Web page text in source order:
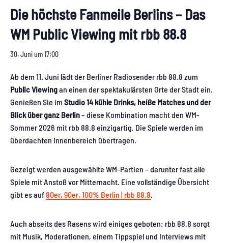
Die höchste Fanmeile Berlins – Das
WM Public Viewing mit rbb 88.8
30. Juni um 17:00
Ab dem 11. Juni lädt der Berliner Radiosender rbb 88.8 zum
Public Viewingan einen der spektakulärsten Orte der Stadt ein.
Genießen Sie im Studio 14 kühle Drinks, heiße Matches und der
Blick über ganz Berlin– diese Kombination macht den WM-
Sommer 2026 mit rbb 88.8 einzigartig. Die Spiele werden im
überdachten Innenbereich übertragen.
Gezeigt werden ausgewählte WM-Partien – darunter fast alle
Spiele mit Anstoß vor Mitternacht. Eine vollständige Übersicht
gibt es auf80er, 90er, 100% Berlin | rbb 88.8.
Auch abseits des Rasens wird einiges geboten: rbb 88.8 sorgt
mit Musik, Moderationen, einem Tippspiel und Interviews mit